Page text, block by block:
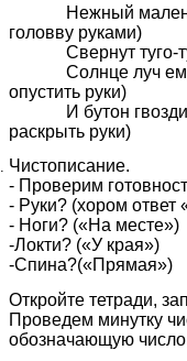
Нежный
головву руками)
Свернут туго-
Солнце луч ему
опустить руки)
И бутон
раскрыть руки)
Чистописание.
- Проверим
- Руки? (хором ответ
- Ноги? («На месте»)
-Локти? («У края»)
-Спина?(«Прямая»)
Откройте тетради,
Проведем минутку
обозначающую